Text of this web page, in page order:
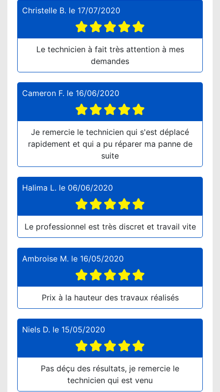
Christelle B. le 17/07/2020
Le technicien à fait très attention à mes
demandes
Cameron F. le 16/06/2020
Je remercie le technicien qui s'est déplacé
rapidement et qui a pu réparer ma panne de
suite
Halima L. le 06/06/2020
Le professionnel est très discret et travail vite
Ambroise M. le 16/05/2020
Prix à la hauteur des travaux réalisés
Niels D. le 15/05/2020
Pas déçu des résultats, je remercie le
technicien qui est venu